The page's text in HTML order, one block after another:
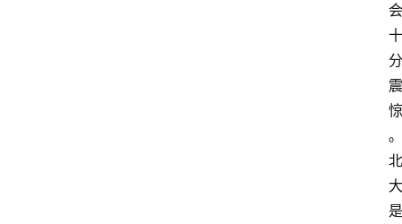
会
十
分
震
惊
。
北
大
是